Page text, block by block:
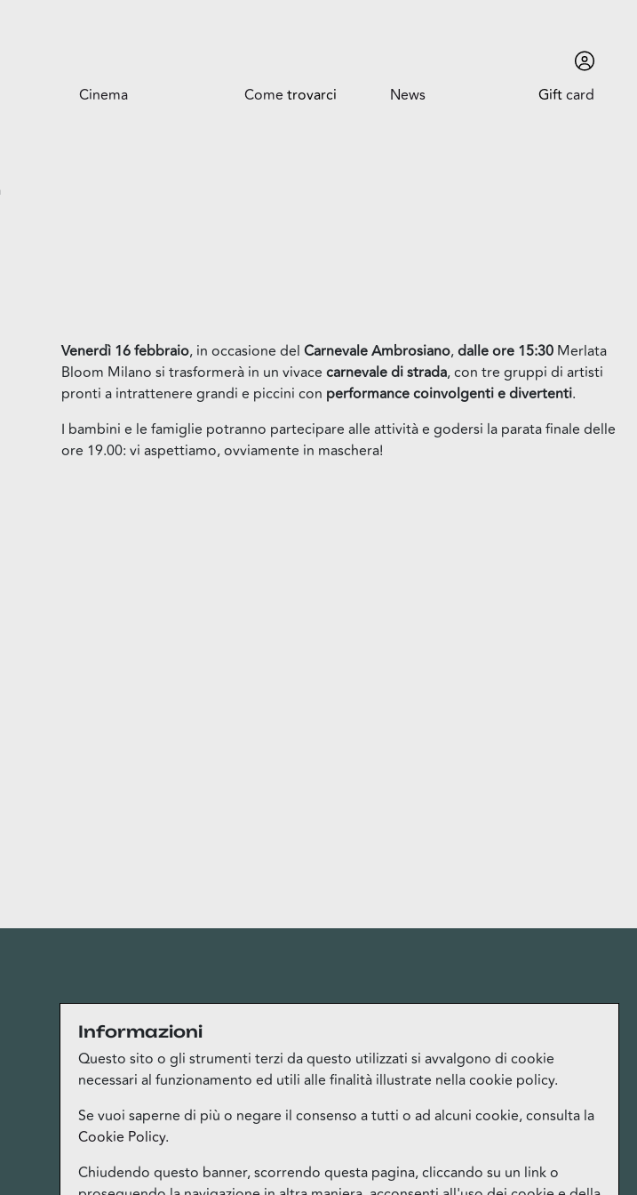
business
Cinema Come trovarci News Giftcard
Venerdì 16 febbraio, in occasione del Carnevale Ambrosiano,dalle ore 15:30 Merlata
Bloom Milano si trasformerà in un vivace carnevale di strada, con tre gruppi di artisti
pronti a intrattenere grandi e piccini con performance coinvolgenti e divertenti.
I bambini e le famiglie potranno partecipare alle attività e godersi la parata finale delle
ore 19.00: vi aspettiamo, ovviamente in maschera!
Informazioni
Questo sito o gli strumenti terzi da questo utilizzati si avvalgono di cookie
necessari al funzionamento ed utili alle finalità illustrate nella cookie policy.
Se vuoi saperne di più o negare il consenso a tutti o ad alcuni cookie, consulta la
Cookie Policy.
Chiudendo questo banner, scorrendo questa pagina, cliccando su un link o
Privacy
Privacy Policy
Cookie Policy
Termini del servizio Bloom Club
Gestione cookie
Lavora con noi
Ufficio Stampa
Instagram
Facebook